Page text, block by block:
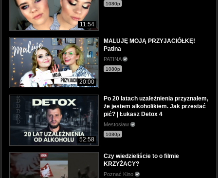
11:54
1080p
20:00
MALUJĘ MOJĄ PRZYJACIÓŁKĘ!
Patina
PATINA
1080p
52:58
Po 20 latach uzależnienia przyznałem,
że jestem alkoholikiem. Jak przestać
pić? | Łukasz Detox 4
Mestosław
1080p
Czy wiedzieliście to o filmie
KRZYŻACY?
Poznać Kino